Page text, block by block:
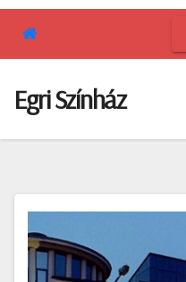
Egri Színház